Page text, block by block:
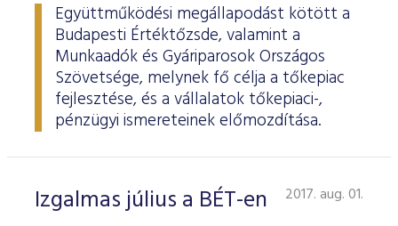
Együttműködési megállapodást kötött a
Budapesti Értéktőzsde, valamint a
Munkaadók és Gyáriparosok Országos
Szövetsége, melynek fő célja a tőkepiac
fejlesztése, és a vállalatok tőkepiaci-,
pénzügyi ismereteinek előmozdítása.
Izgalmas július a BÉT-en 2017. aug. 01.